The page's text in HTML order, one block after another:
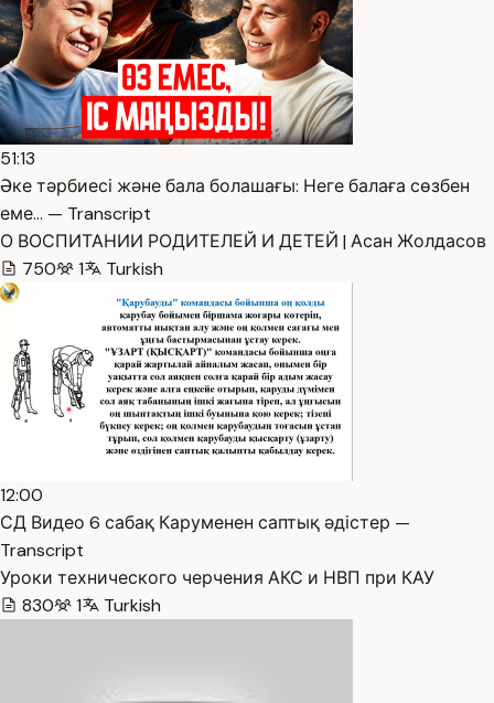
51:13
Әке тәрбиесі және бала болашағы: Неге балаға сөзбен
еме… — Transcript
О ВОСПИТАНИИ РОДИТЕЛЕЙ И ДЕТЕЙ | Асан Жолдасов
750
1 Turkish
12:00
СД Видео 6 сабақ Каруменен саптық әдістер —
Transcript
Уроки технического черчения АКС и НВП при КАУ
830
1 Turkish